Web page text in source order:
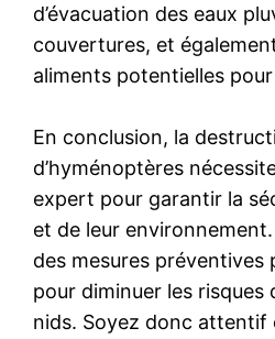
d’évacuation des eaux
couvertures, et
aliments potentielles
En conclusion, la
d’hyménoptères
expert pour garantir la
et de leur
des mesures préventives
pour diminuer les risques
nids. Soyez donc attentif